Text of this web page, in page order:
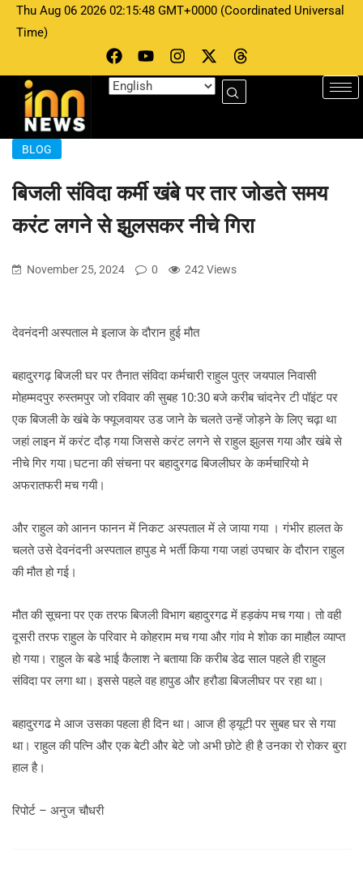
Thu Aug 06 2026 02:15:48 GMT+0000 (Coordinated Universal
Time)
BLOG
बिजली संविदा कर्मी खंबे पर तार जोडते समय
करंट लगने से झुलसकर नीचे गिरा
November 25, 2024 0 242 Views
देवनंदनी अस्पताल मे इलाज के दौरान हुई मौत
बहादुरगढ़ बिजली घर पर तैनात संविदा कर्मचारी राहुल पुत्र जयपाल निवासी
मोहम्मदपुर रुस्तमपुर जो रविवार की सुबह 10:30 बजे करीब चांदनेर टी पॉइंट पर
एक बिजली के खंबे के फ्यूजवायर उड जाने के चलते उन्हें जोड़ने के लिए चढ़ा था
जहां लाइन में करंट दौड़ गया जिससे करंट लगने से राहुल झुलस गया और खंबे से
नीचे गिर गया।घटना की संचना पर बहादुरगढ बिजलीघर के कर्मचारियो मे
अफरातफरी मच गयी।
और राहुल को आनन फानन में निकट अस्पताल में ले जाया गया । गंभीर हालत के
चलते उसे देवनंदनी अस्पताल हापुड मे भर्ती किया गया जहां उपचार के दौरान राहुल
की मौत हो गई।
मौत की सूचना पर एक तरफ बिजली विभाग बहादुरगढ में हड़कंप मच गया। तो वही
दूसरी तरफ राहुल के परिवार मे कोहराम मच गया और गांव मे शोक का माहौल व्याप्त
हो गया। राहुल के बडे भाई कैलाश ने बताया कि करीब डेढ साल पहले ही राहुल
संविदा पर लगा था। इससे पहले वह हापुड और हरौडा बिजलीघर पर रहा था।
बहादुरगढ मे आज उसका पहला ही दिन था। आज ही ड्यूटी पर सुबह घर से गया
था। राहुल की पत्नि और एक बेटी और बेटे जो अभी छोटे ही है उनका रो रोकर बुरा
हाल है।
रिपोर्ट – अनुज चौधरी